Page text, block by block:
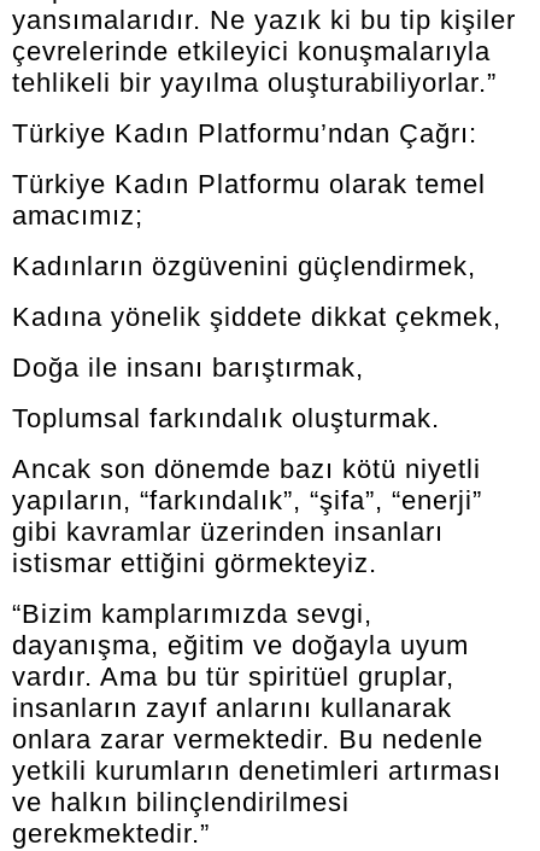
yansımalarıdır. Ne yazık ki bu tip kişiler
çevrelerinde etkileyici konuşmalarıyla
tehlikeli bir yayılma oluşturabiliyorlar.”
Türkiye Kadın Platformu’ndan Çağrı:
Türkiye Kadın Platformu olarak temel
amacımız;
Kadınların özgüvenini güçlendirmek,
Kadına yönelik şiddete dikkat çekmek,
Doğa ile insanı barıştırmak,
Toplumsal farkındalık oluşturmak.
Ancak son dönemde bazı kötü niyetli
yapıların, “farkındalık”, “şifa”, “enerji”
gibi kavramlar üzerinden insanları
istismar ettiğini görmekteyiz.
“Bizim kamplarımızda sevgi,
dayanışma, eğitim ve doğayla uyum
vardır. Ama bu tür spiritüel gruplar,
insanların zayıf anlarını kullanarak
onlara zarar vermektedir. Bu nedenle
yetkili kurumların denetimleri artırması
ve halkın bilinçlendirilmesi
gerekmektedir.”